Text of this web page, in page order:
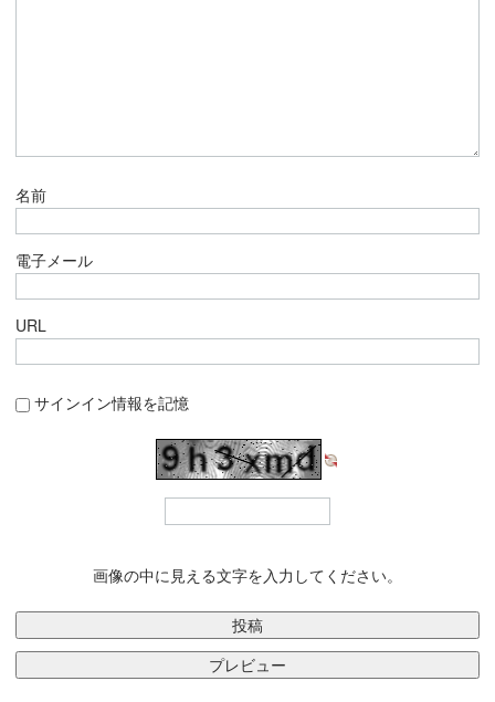
名前
電子メール
URL
サインイン情報を記憶
画像の中に見える文字を入力してください。